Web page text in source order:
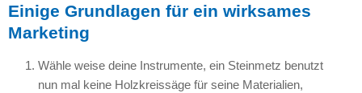
Einige Grundlagen für ein wirksames
Marketing
Wähle weise deine Instrumente, ein Steinmetz benutzt
nun mal keine Holzkreissäge für seine Materialien,